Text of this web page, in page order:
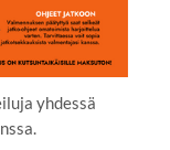
yhdessä